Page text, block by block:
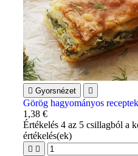
 Gyorsnézet 
Görög hagyományos
1,38 €
Értékelés4 az 5 csillagból a
értékelés(ek)
 